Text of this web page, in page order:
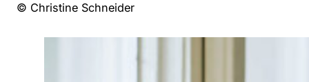
© Christine Schneider